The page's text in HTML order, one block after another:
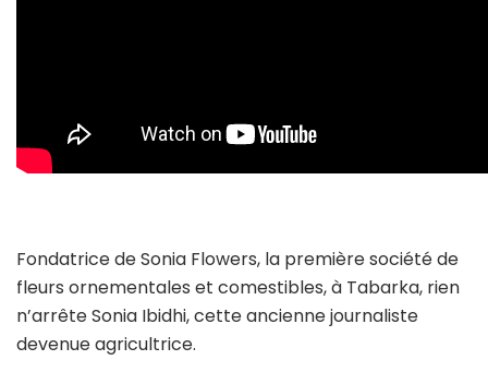
Fondatrice de Sonia Flowers, la première société de
fleurs ornementales et comestibles, à Tabarka, rien
n’arrête Sonia Ibidhi, cette ancienne journaliste
devenue agricultrice.